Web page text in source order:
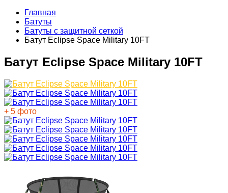
Главная
Батуты
Батуты с защитной сеткой
Батут Eclipse Space Military 10FT
Батут Eclipse Space Military 10FT
+ 5 фото